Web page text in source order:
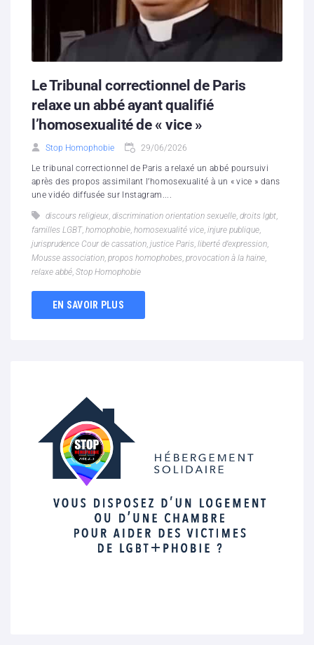
Le Tribunal correctionnel de Paris
relaxe un abbé ayant qualifié
l’homosexualité de « vice »
Stop Homophobie 29/06/2026
Le tribunal correctionnel de Paris a relaxé un abbé poursuivi
après des propos assimilant l’homosexualité à un « vice » dans
une vidéo diffusée sur Instagram....
discours religieux, discrimination orientation sexuelle, droits lgbt,
familles LGBT, homophobie, homosexualité vice, injure publique,
jurisprudence Cour de cassation, justice Paris, liberté d’expression,
Mousse association, propos homophobes, provocation à la haine,
relaxe abbé, Stop Homophobie
EN SAVOIR PLUS